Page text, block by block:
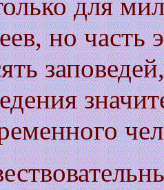
для
но часть